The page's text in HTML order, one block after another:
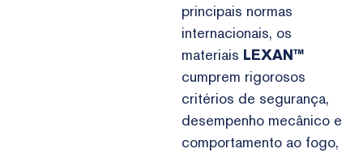
principais normas
internacionais, os
materiais LEXAN™
cumprem rigorosos
critérios de segurança,
desempenho mecânico e
comportamento ao fogo,